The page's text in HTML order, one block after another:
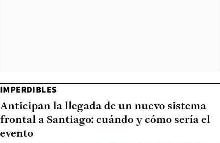
IMPERDIBLES
Anticipan la llegada de un nuevo sistema
frontal a Santiago: cuándo y cómo sería el
evento